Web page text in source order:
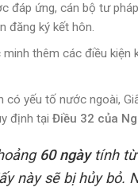
đáp ứng, cán bộ tư
đăng ký kết hôn.
thêm các điều kiện
yếu tố nước ngoài,
định tại Điều 32 của
60 ngàytính từ
này sẽ bị hủy bỏ.